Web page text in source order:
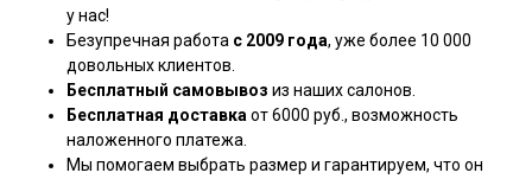
у нас!
Безупречная работа с 2009 года, уже более 10 000
довольных клиентов.
Бесплатный самовывоз из наших салонов.
Бесплатная доставка от 6000 руб., возможность
наложенного платежа.
Мы помогаем выбрать размер и гарантируем, что он